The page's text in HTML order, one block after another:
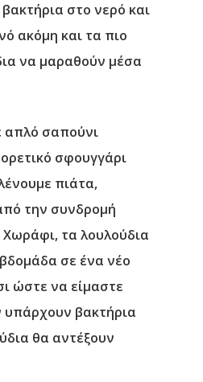
στο νερό και
ακόμη και τα πιο
να μαραθούν μέσα
απλό σαπούνι
σφουγγάρι
πιάτα,
την συνδρομή
τα λουλούδια
σε ένα νέο
ώστε να είμαστε
υπάρχουν βακτήρια
θα αντέξουν